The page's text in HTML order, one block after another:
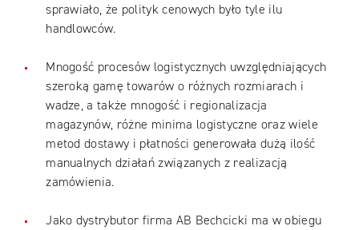
sprawiało, że polityk cenowych było tyle ilu
handlowców.
Mnogość procesów logistycznych uwzględniających
szeroką gamę towarów o różnych rozmiarach i
wadze, a także mnogość i regionalizacja
magazynów, różne minima logistyczne oraz wiele
metod dostawy i płatności generowała dużą ilość
manualnych działań związanych z realizacją
zamówienia.
Jako dystrybutor firma AB Bechcicki ma w obiegu